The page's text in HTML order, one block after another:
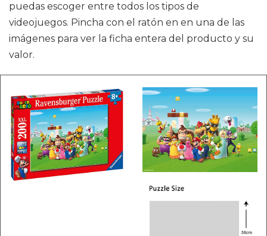
puedas escoger entre todos los tipos de
videojuegos. Pincha con el ratón en en una de las
imágenes para ver la ficha entera del producto y su
valor.